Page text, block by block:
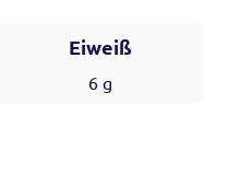
Eiweiß
6g